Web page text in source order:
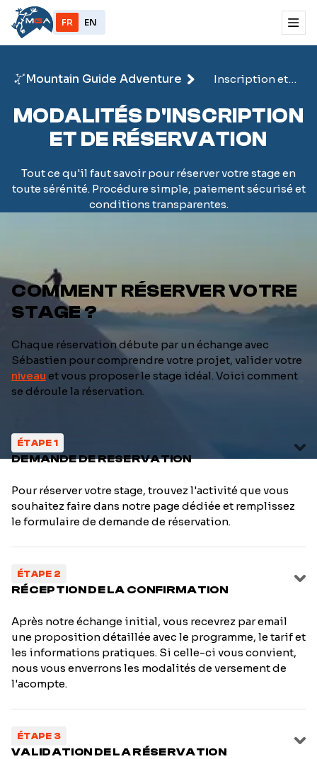
FR EN
Mountain Guide Adventure
Inscription et
MODALITÉS D'INSCRIPTION
ET DE RÉSERVATION
Tout ce qu'il faut savoir pour réserver votre stage en
toute sérénité. Procédure simple, paiement sécurisé et
conditions transparentes.
COMMENT RÉSERVER VOTRE
STAGE ?
Chaque réservation débute par un échange avec
Sébastien pour comprendre votre projet, valider votre
niveau et vous proposer le stage idéal. Voici comment
se déroule la réservation.
ÉTAPE 1
DEMANDE DE RESERVATION
Pour réserver votre stage, trouvez l'activité que vous
souhaitez faire dans notre page dédiée et remplissez
le formulaire de demande de réservation.
ÉTAPE 2
RÉCEPTION DE LA CONFIRMATION
Après notre échange initial, vous recevrez par email
une proposition détaillée avec le programme, le tarif et
les informations pratiques. Si celle-ci vous convient,
nous vous enverrons les modalités de versement de
l'acompte.
ÉTAPE 3
VALIDATION DE LA RÉSERVATION